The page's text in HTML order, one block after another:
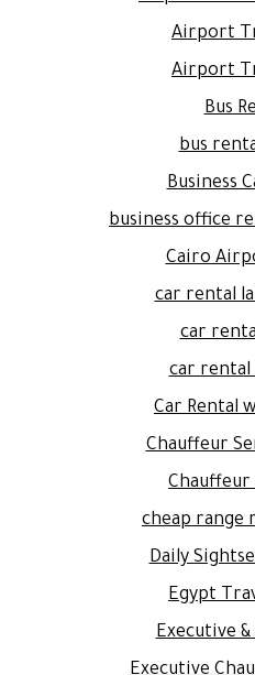
Airport
Airport
Bus
bus
Business
business office
Cairo
car rental
car
car rental
Car Rental
Chauffeur
Chauffeur
cheap range
Daily
Egypt
Executive
Executive